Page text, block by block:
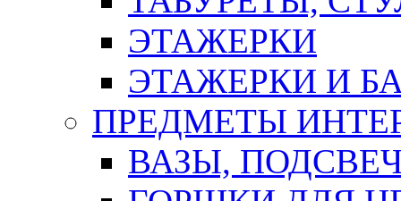
ЭТАЖЕРКИ
ЭТАЖЕРКИ И
ПРЕДМЕТЫ
ВАЗЫ,